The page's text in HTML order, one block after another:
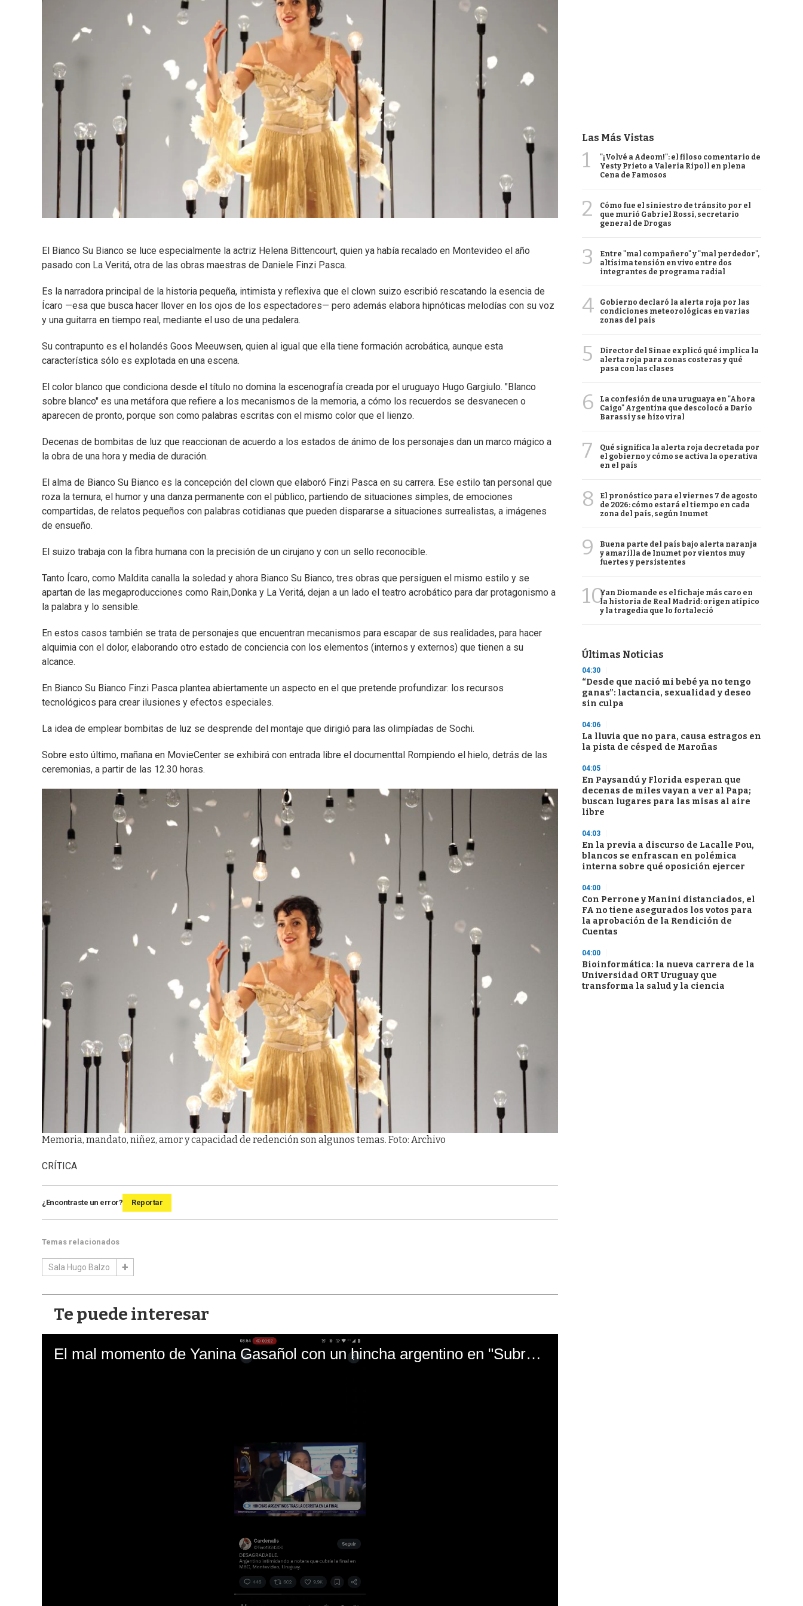
El Bianco Su Bianco se luce especialmente la actriz Helena Bittencourt, quien ya había recalado en Montevideo el año
pasado con La Veritá, otra de las obras maestras de Daniele Finzi Pasca.
Es la narradora principal de la historia pequeña, intimista y reflexiva que el clown suizo escribió rescatando la esencia de
Ícaro —esa que busca hacer llover en los ojos de los espectadores— pero además elabora hipnóticas melodías con su voz
y una guitarra en tiempo real, mediante el uso de una pedalera.
Su contrapunto es el holandés Goos Meeuwsen, quien al igual que ella tiene formación acrobática, aunque esta
característica sólo es explotada en una escena.
El color blanco que condiciona desde el título no domina la escenografía creada por el uruguayo Hugo Gargiulo. "Blanco
sobre blanco" es una metáfora que refiere a los mecanismos de la memoria, a cómo los recuerdos se desvanecen o
aparecen de pronto, porque son como palabras escritas con el mismo color que el lienzo.
Decenas de bombitas de luz que reaccionan de acuerdo a los estados de ánimo de los personajes dan un marco mágico a
la obra de una hora y media de duración.
El alma de Bianco Su Bianco es la concepción del clown que elaboró Finzi Pasca en su carrera. Ese estilo tan personal que
roza la ternura, el humor y una danza permanente con el público, partiendo de situaciones simples, de emociones
compartidas, de relatos pequeños con palabras cotidianas que pueden dispararse a situaciones surrealistas, a imágenes
de ensueño.
El suizo trabaja con la fibra humana con la precisión de un cirujano y con un sello reconocible.
Tanto Ícaro, como Maldita canalla la soledad y ahora Bianco Su Bianco, tres obras que persiguen el mismo estilo y se
apartan de las megaproducciones como Rain,Donka y La Veritá, dejan a un lado el teatro acrobático para dar protagonismo a
la palabra y lo sensible.
En estos casos también se trata de personajes que encuentran mecanismos para escapar de sus realidades, para hacer
alquimia con el dolor, elaborando otro estado de conciencia con los elementos (internos y externos) que tienen a su
alcance.
En Bianco Su Bianco Finzi Pasca plantea abiertamente un aspecto en el que pretende profundizar: los recursos
tecnológicos para crear ilusiones y efectos especiales.
La idea de emplear bombitas de luz se desprende del montaje que dirigió para las olimpíadas de Sochi.
Sobre esto último, mañana en MovieCenter se exhibirá con entrada libre el documenttal Rompiendo el hielo, detrás de las
ceremonias, a partir de las 12.30 horas.
Memoria, mandato, niñez, amor y capacidad de redención son algunos temas. Foto: Archivo
CRÍTICA
¿Encontraste un error? Reportar
Temas relacionados
Sala Hugo Balzo
Te puede interesar
El mal momento de Yanina Gasañol con un hincha argentino en "Subrayado"
Las Más Vistas
1
"¡Volvé a Adeom!": el filoso comentario de
Yesty Prieto a Valeria Ripoll en plena
Cena de Famosos
2
Cómo fue el siniestro de tránsito por el
que murió Gabriel Rossi, secretario
general de Drogas
3
Entre "mal compañero" y "mal perdedor",
altísima tensión en vivo entre dos
integrantes de programa radial
4
Gobierno declaró la alerta roja por las
condiciones meteorológicas en varias
zonas del país
5
Director del Sinae explicó qué implica la
alerta roja para zonas costeras y qué
pasa con las clases
6
La confesión de una uruguaya en "Ahora
Caigo" Argentina que descolocó a Darío
Barassi y se hizo viral
7
Qué significa la alerta roja decretada por
el gobierno y cómo se activa la operativa
en el país
8
El pronóstico para el viernes 7 de agosto
de 2026: cómo estará el tiempo en cada
zona del país, según Inumet
9
Buena parte del país bajo alerta naranja
y amarilla de Inumet por vientos muy
fuertes y persistentes
10Yan Diomande es el fichaje más caro en
la historia de Real Madrid: origen atípico
y la tragedia que lo fortaleció
Últimas Noticias
04:30
“Desde que nació mi bebé ya no tengo
ganas”: lactancia, sexualidad y deseo
sin culpa
04:06
La lluvia que no para, causa estragos en
la pista de césped de Maroñas
04:05
En Paysandú y Florida esperan que
decenas de miles vayan a ver al Papa;
buscan lugares para las misas al aire
libre
04:03
En la previa a discurso de Lacalle Pou,
blancos se enfrascan en polémica
interna sobre qué oposición ejercer
04:00
Con Perrone y Manini distanciados, el
FA no tiene asegurados los votos para
la aprobación de la Rendición de
Cuentas
04:00
Bioinformática: la nueva carrera de la
Universidad ORT Uruguay que
transforma la salud y la ciencia